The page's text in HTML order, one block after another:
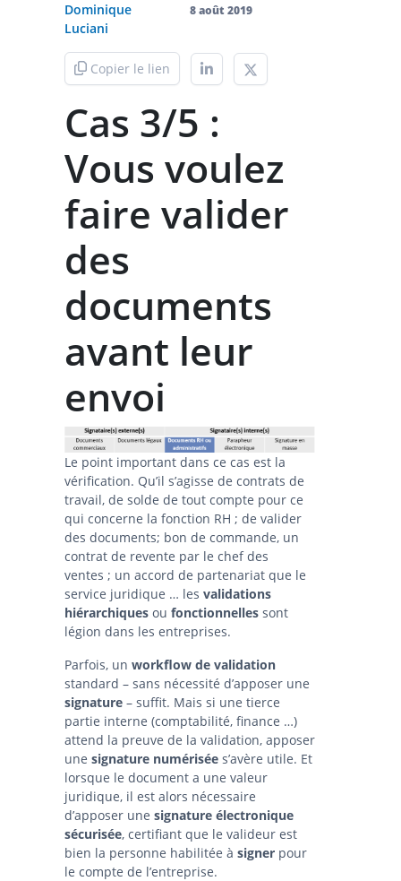
Dominique
Luciani
8 août 2019
Copier le lien
Cas 3/5 :
Vous voulez
faire valider
des
documents
avant leur
envoi
Le point important dans ce cas est la
vérification. Qu’il s’agisse de contrats de
travail, de solde de tout compte pour ce
qui concerne la fonction RH ; de valider
des documents; bon de commande, un
contrat de revente par le chef des
ventes ; un accord de partenariat que le
service juridique … les validations
hiérarchiques ou fonctionnelles sont
légion dans les entreprises.
Parfois, un workflow de validation
standard – sans nécessité d’apposer une
signature – suffit. Mais si une tierce
partie interne (comptabilité, finance …)
attend la preuve de la validation, apposer
une signature numérisée s’avère utile. Et
lorsque le document a une valeur
juridique, il est alors nécessaire
d’apposer une signature électronique
sécurisée, certifiant que le valideur est
bien la personne habilitée à signer pour
le compte de l’entreprise.